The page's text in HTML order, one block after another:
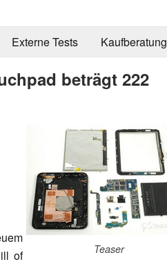
Externe Tests Kaufberatung
beträgt 222
Teaser
of